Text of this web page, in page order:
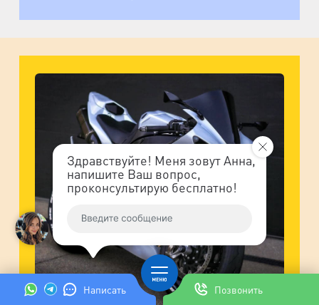
Написать Позвонить
Здравствуйте! Меня зовут Анна,
напишите Ваш вопрос,
проконсультирую бесплатно!